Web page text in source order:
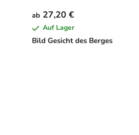
Bild Gesicht des Berges
ab 27,20 €
Auf Lager